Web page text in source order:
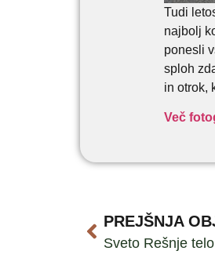
Tudi
najbolj
ponesli
sploh
in otrok,
Več
PREJŠNJA
Sveto Rešnje